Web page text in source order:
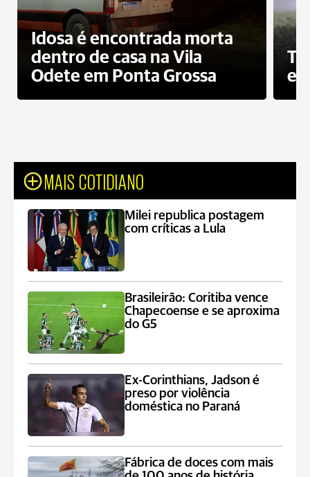
Idosa é encontrada morta
dentro de casa na Vila
Odete em Ponta Grossa
e
MAIS COTIDIANO
Milei republica postagem
com críticas a Lula
Brasileirão: Coritiba vence
Chapecoense e se aproxima
do G5
Ex-Corinthians, Jadson é
preso por violência
doméstica no Paraná
Fábrica de doces com mais